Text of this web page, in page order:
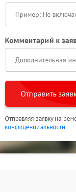
Комментарий к
Отправить
Отправляя заявку на
конфиденциальности